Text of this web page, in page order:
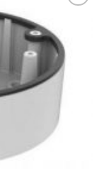
Hozzáadás a
kívánságlistához